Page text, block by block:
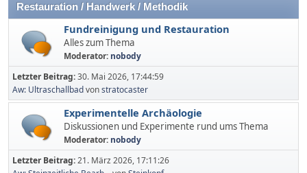
Restauration / Handwerk / Methodik
Fundreinigung und Restauration
Alles zum Thema
Moderator: nobody
Letzter Beitrag:30. Mai 2026, 17:44:59
Aw: Ultraschallbadvonstratocaster
Experimentelle Archäologie
Diskussionen und Experimente rund ums Thema
Moderator: nobody
Letzter Beitrag:21. März 2026, 17:11:26